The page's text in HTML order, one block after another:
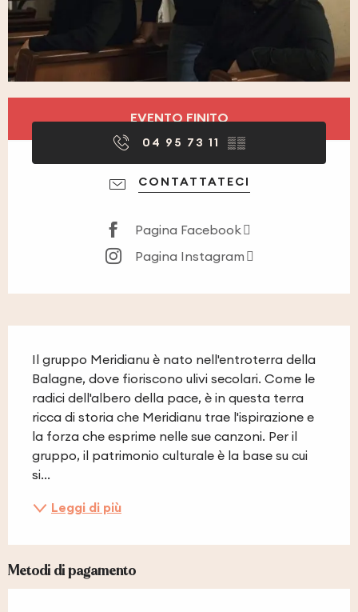
EVENTO FINITO
04 95 73 11 ▒▒
CONTATTATECI
Pagina Facebook
Pagina Instagram
Il gruppo Meridianu è nato nell'entroterra della
Balagne, dove fioriscono ulivi secolari. Come le
radici dell'albero della pace, è in questa terra
ricca di storia che Meridianu trae l'ispirazione e
la forza che esprime nelle sue canzoni. Per il
gruppo, il patrimonio culturale è la base su cui
si...
Leggi di più
Metodi di pagamento